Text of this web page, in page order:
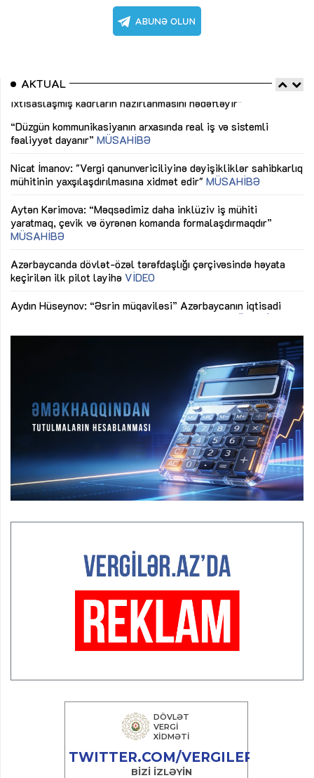
AKTUAL
“Düzgün kommunikasiyanın arxasında real iş və sistemli
fəaliyyət dayanır”MÜSAHİBƏ
Nicat İmanov: "Vergi qanunvericiliyinə dəyişikliklər sahibkarlıq
mühitinin yaxşılaşdırılmasına xidmət edir"MÜSAHİBƏ
Aytən Kərimova: “Məqsədimiz daha inklüziv iş mühiti
yaratmaq, çevik və öyrənən komanda formalaşdırmaqdır”
MÜSAHİBƏ
keçirilən ilk pilot layihəVİDEO
Aydın Hüseynov: “Əsrin müqaviləsi” Azərbaycanın iqtisadi
suverenliyini təmin edən əsas dayaqlardandır”MÜSAHİBƏ